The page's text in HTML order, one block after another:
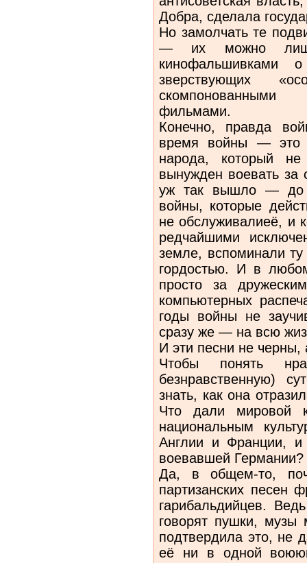
Добра, сделала
Но замолчать те
— их можно лишь
кинофальшивками
зверствующих
фильмами.
Конечно, правда
время войны — это
народа, который
вынужден воевать
уж так вышло — до
войны, которые
не обслуживалиеё, и
редчайшими
земле, вспоминали
гордостью. И в
просто за
компьютерных
годы войны не
сразу же — на всю
И эти песни не
Чтобы понять
безнравственную)
знать, как она
Что дали мировой
национальным
Англии и Франции,
воевавшей Германии?
Да, в общем-то,
партизанских песен
гарибальдийцев.
говорят пушки, музы
подтвердила это, не
её ни в одной